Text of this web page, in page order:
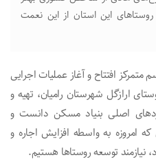
۷۴ درصد از روستاهای این استان از این نعمت
افتتاح و آغاز عملیات اجرایی
ارازگل شهرستان رامیان، تهیه و
اصلی بنیاد مسکن دانست و
امروزه به واسطه افزایش اجاره و
توسعه روستاها هستیم.